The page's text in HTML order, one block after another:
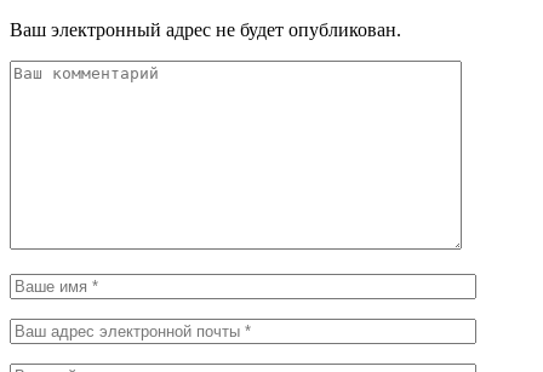
Ваш электронный адрес не будет опубликован.